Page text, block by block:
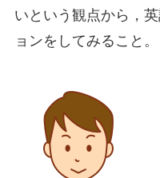
いという観点から，
ョンをしてみること。